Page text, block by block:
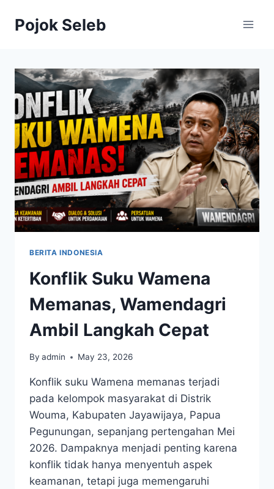
Pojok Seleb
BERITA INDONESIA
Konflik Suku Wamena
Memanas, Wamendagri
Ambil Langkah Cepat
By admin May 23, 2026
Konflik suku Wamena memanas terjadi
pada kelompok masyarakat di Distrik
Wouma, Kabupaten Jayawijaya, Papua
Pegunungan, sepanjang pertengahan Mei
2026. Dampaknya menjadi penting karena
konflik tidak hanya menyentuh aspek
keamanan, tetapi juga memengaruhi